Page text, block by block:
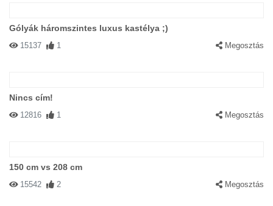
Gólyák háromszintes luxus kastélya ;)
15137 1 Megosztás
Nincs cím!
12816 1 Megosztás
150 cm vs 208 cm
15542 2 Megosztás